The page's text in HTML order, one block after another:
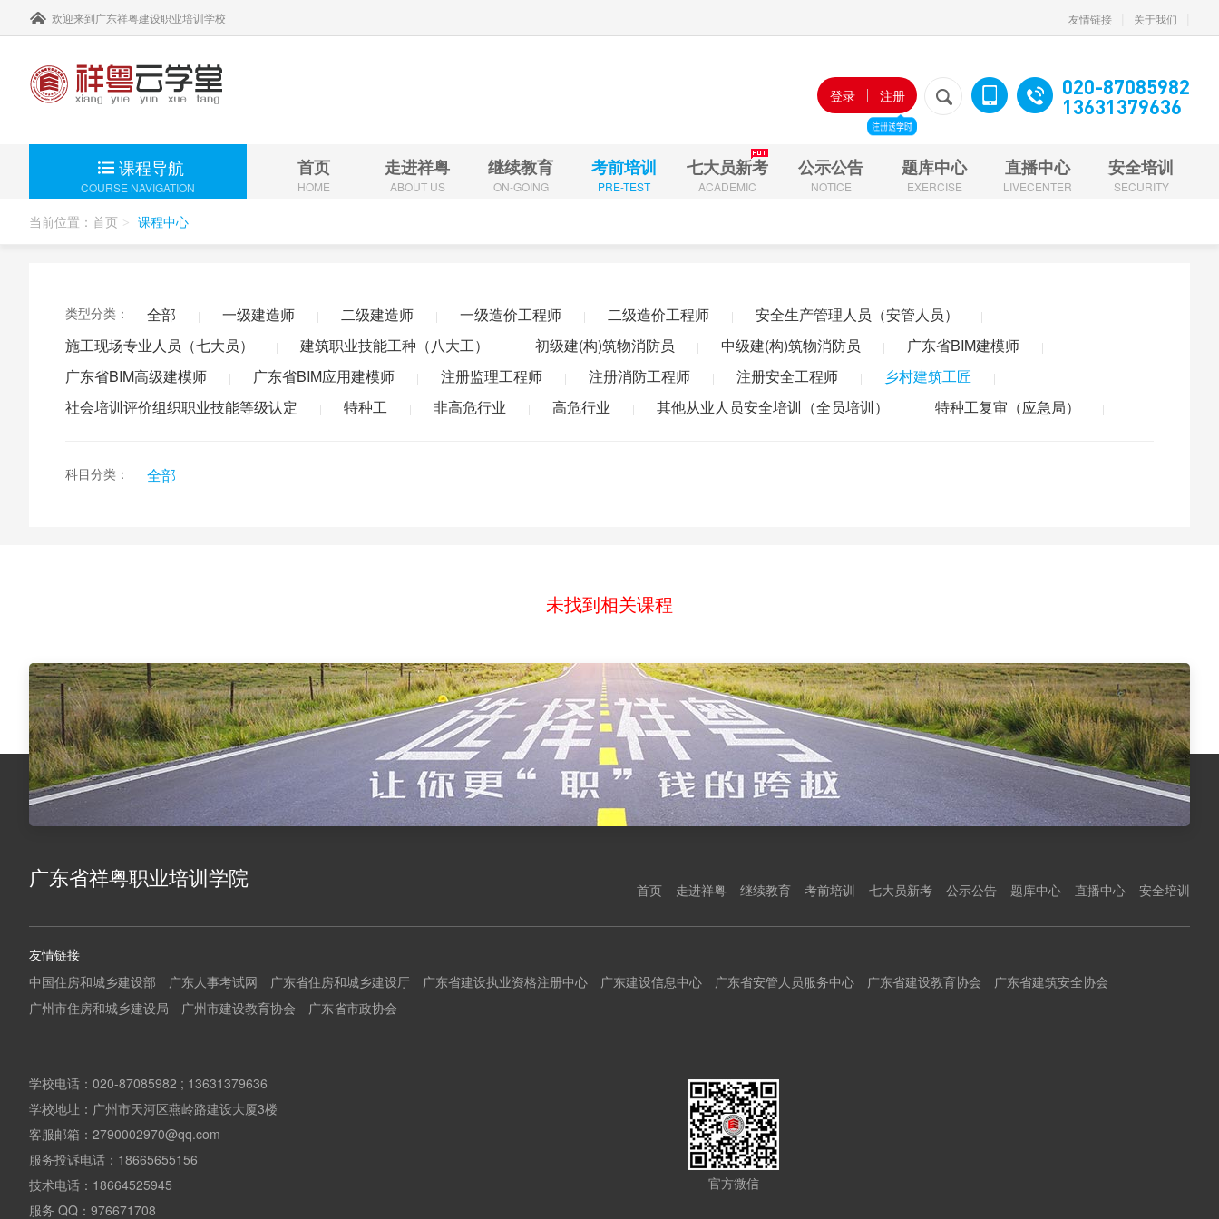
欢迎来到广东祥粤建设职业培训学校 友情链接 关于我们
020-87085982
13631379636
登录 注册
课程导航
COURSE NAVIGATION
考前培训 >
一级建造师 二级建造师 一级造价工程师 二级造价工程师 安全生产管理人员（安管人员）
施工现场专业人员（七大员）
建筑职业技能工种（八大工）
初级建(构)筑物消防员 中级建(构)筑物消防员 广东省BIM建模师 广东省BIM高级建模师
广东省BIM应用建模师
注册监理工程师 注册消防工程师 注册安全工程师 乡村建筑工匠 社会培训评价组织职业技能等级认定 特种工
消防安全责任
人 >
人 >
首页
HOME
走进祥粤
ABOUT US
继续教育
ON-GOING
考前培训
PRE-TEST
七大员新考
ACADEMIC
公示公告
NOTICE
题库中心
EXERCISE
直播中心
LIVECENTER
安全培训
SECURITY
当前位置： 首页 > 课程中心
类型分类： 全部 | 一级建造师 | 二级建造师 | 一级造价工程师 | 二级造价工程师 | 安全生产管理人员（安管人员） |
施工现场专业人员（七大员） | 建筑职业技能工种（八大工） | 初级建(构)筑物消防员 | 中级建(构)筑物消防员 | 广东省BIM建模师 |
广东省BIM高级建模师 | 广东省BIM应用建模师 | 注册监理工程师 | 注册消防工程师 | 注册安全工程师 | 乡村建筑工匠 |
社会培训评价组织职业技能等级认定 | 特种工 | 非高危行业 | 高危行业 | 其他从业人员安全培训（全员培训） | 特种工复审（应急局） |
科目分类： 全部
未找到相关课程
广东省祥粤职业培训学院 首页 走进祥粤 继续教育 考前培训 七大员新考 公示公告 题库中心 直播中心 安全培训
友情链接
中国住房和城乡建设部
广东人事考试网 广东省住房和城乡建设厅 广东省建设执业资格注册中心 广东建设信息中心 广东省安管人员服务中心 广东省建设教育协会
广东省建筑安全协会
广州市住房和城乡建设局
广州市建设教育协会 广东省市政协会
学校电话：020-87085982 ; 13631379636
学校地址：广州市天河区燕岭路建设大厦3楼
客服邮箱：2790002970@qq.com
服务投诉电话：18665655156
技术电话：18664525945
服务 QQ：976671708
官方微信